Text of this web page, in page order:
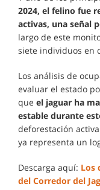
2024, el felino fue
activas, una señal
largo de este
siete individuos en
Los análisis de
evaluar el estado
que el jaguar ha
estable durante
deforestación
ya representa un
Descarga aquí: Los
del Corredor del